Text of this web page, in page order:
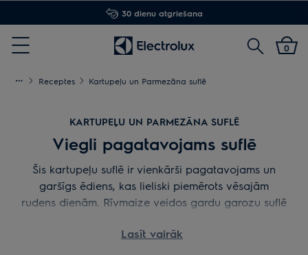
30 dienu atgriešana
Menu
Meklēt 0
Receptes Kartupeļu un Parmezāna suflē
KARTUPEĻU UN PARMEZĀNA SUFLĒ
Viegli pagatavojams suflē
Šis kartupeļu suflē ir vienkārši pagatavojams un
garšīgs ēdiens, kas lieliski piemērots vēsajām
rudens dienām. Rīvmaize veidos gardu garozu suflē
piešķirs brīnišķīgu umami garšu.
Lasīt vairāk